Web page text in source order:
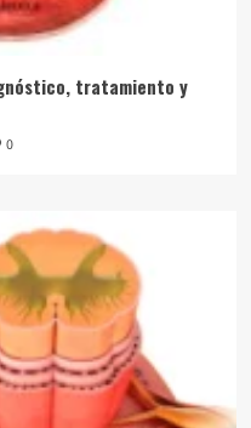
tratamiento y
0